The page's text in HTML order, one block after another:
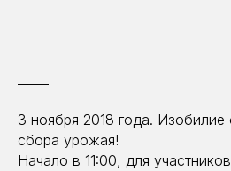
3 ноября 2018 года. Изобилие
сбора урожая!
Начало в 11:00, для